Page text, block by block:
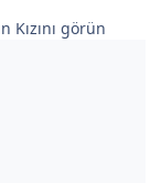
görün